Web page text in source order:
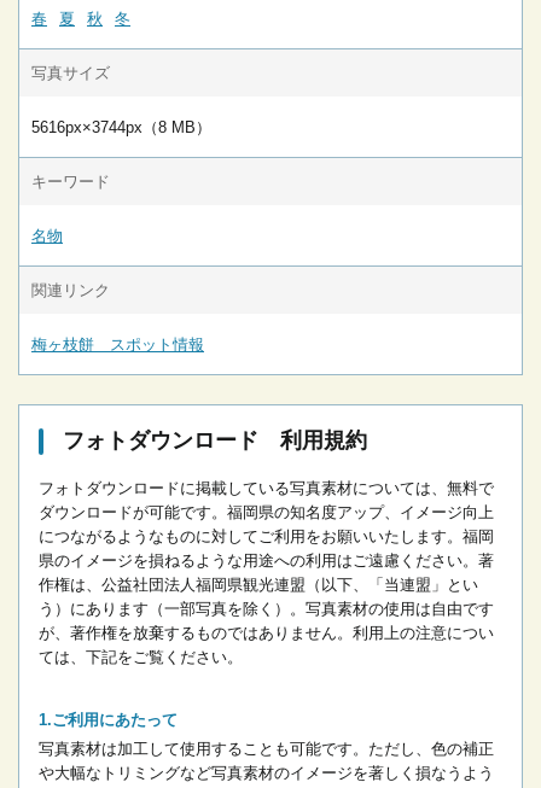
春 夏 秋 冬
写真サイズ
5616px×3744px（8 MB）
キーワード
名物
関連リンク
梅ヶ枝餅 スポット情報
フォトダウンロード 利用規約
フォトダウンロードに掲載している写真素材については、無料で
ダウンロードが可能です。 福岡県の知名度アップ、イメージ向上
につながるようなものに対してご利用をお願いいたします。 福岡
県のイメージを損ねるような用途への利用はご遠慮ください。 著
作権は、公益社団法人福岡県観光連盟（以下、「当連盟」とい
う）にあります（一部写真を除く）。写真素材の使用は自由です
が、著作権を放棄するものではありません。 利用上の注意につい
ては、下記をご覧ください。
ご利用にあたって
写真素材は加工して使用することも可能です。ただし、色の補正
や大幅なトリミングなど写真素材のイメージを著しく損なうよう